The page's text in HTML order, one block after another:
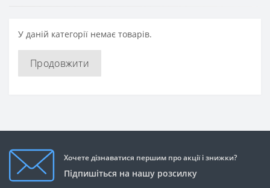
У даній категорії немає товарів.
Продовжити
Хочете дізнаватися першим про акції і знижки?
Підпишіться на нашу розсилку